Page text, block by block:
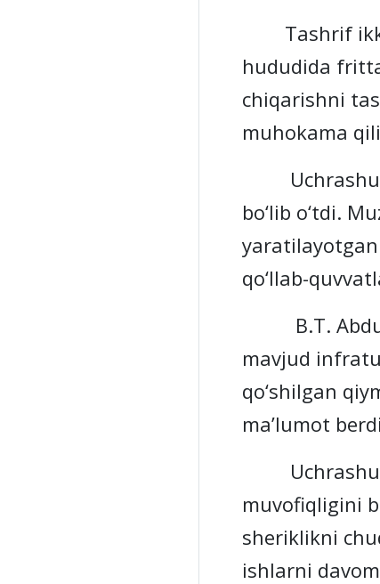
Tashrif ikki
hududida
chiqarishni
muhokama
Uchrashuv
bo‘lib o‘tdi.
qo‘llab-
B.T.
mavjud
qo‘shilgan
ma’lumot
Uchrashuv
muvofiqligini
sheriklikni
ishlarni